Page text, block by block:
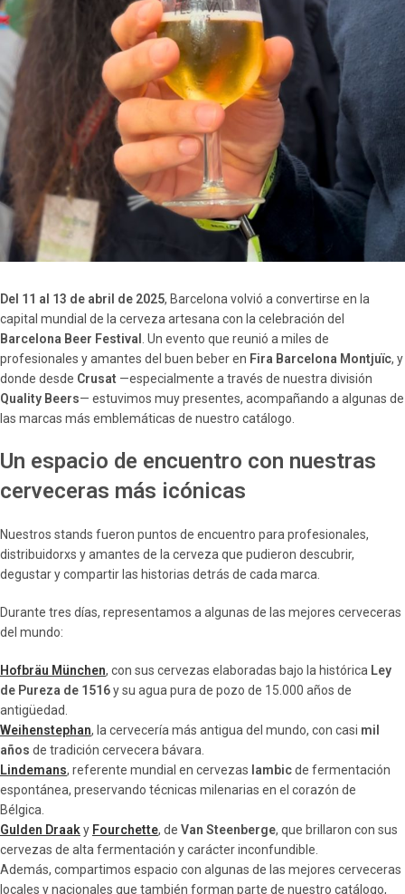
Del 11 al 13 de abril de 2025, Barcelona volvió a convertirse en la
capital mundial de la cerveza artesana con la celebración del
Barcelona Beer Festival . Un evento que reunió a miles de
profesionales y amantes del buen beber en Fira Barcelona Montjuïc, y
donde desde Crusat —especialmente a través de nuestra división
Quality Beers— estuvimos muy presentes, acompañando a algunas de
las marcas más emblemáticas de nuestro catálogo.
Un espacio de encuentro con nuestras
cerveceras más icónicas
Nuestros stands fueron puntos de encuentro para profesionales,
distribuidorxs y amantes de la cerveza que pudieron descubrir,
degustar y compartir las historias detrás de cada marca.
Durante tres días, representamos a algunas de las mejores cerveceras
del mundo:
Hofbräu München, con sus cervezas elaboradas bajo la histórica Ley
de Pureza de 1516y su agua pura de pozo de 15.000 años de
antigüedad.
Weihenstephan, la cervecería más antigua del mundo, con casi mil
años de tradición cervecera bávara.
Lindemans, referente mundial en cervezas lambicde fermentación
espontánea, preservando técnicas milenarias en el corazón de
Bélgica.
Gulden Draaky Fourchette, de Van Steenberge, que brillaron con sus
cervezas de alta fermentación y carácter inconfundible.
Además, compartimos espacio con algunas de las mejores cerveceras
locales y nacionales que también forman parte de nuestro catálogo,